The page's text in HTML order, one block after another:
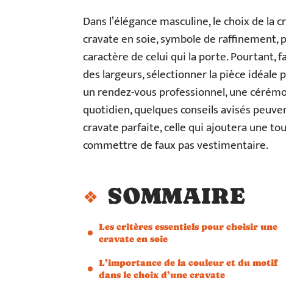
Dans l’élégance masculine, le choix de
cravate en soie, symbole de
caractère de celui qui la porte. Pourtant,
des largeurs, sélectionner la pièce idéale
un rendez-vous professionnel, une
quotidien, quelques conseils avisés
cravate parfaite, celle qui ajoutera une
commettre de faux pas vestimentaire.
SOMMAIRE
Les critères essentiels pour choisir une
cravate en soie
L’importance de la couleur et du motif
dans le choix d’une cravate